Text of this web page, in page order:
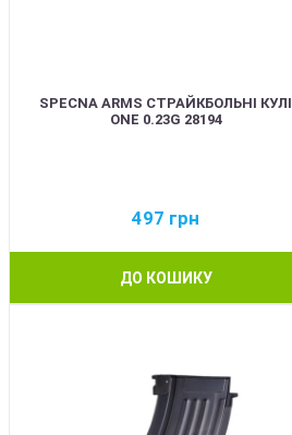
SPECNA ARMS СТРАЙКБОЛЬНІ КУЛІ
ONE 0.23G 28194
497 грн
ДО КОШИКУ